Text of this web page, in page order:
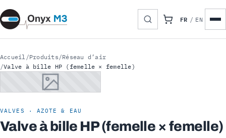
FR / EN
Accueil /Produits/Réseau d’air
/Valve à bille HP (femelle × femelle)
VALVES · AZOTE & EAU
Valve à bille HP (femelle × femelle)